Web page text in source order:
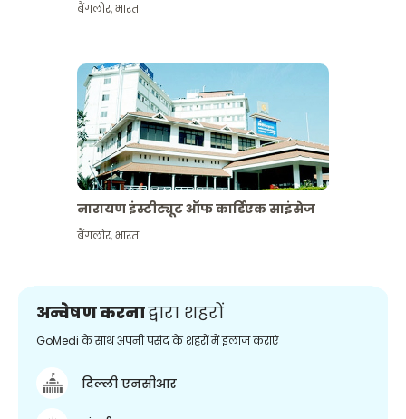
बैंगलोर,भारत
नारायण इंस्टीट्यूट ऑफ कार्डिएक साइंसेज
बैंगलोर,भारत
अन्वेषण करनाद्वारा शहरों
GoMedi के साथ अपनी पसंद के शहरों में इलाज कराएं
दिल्ली एनसीआर